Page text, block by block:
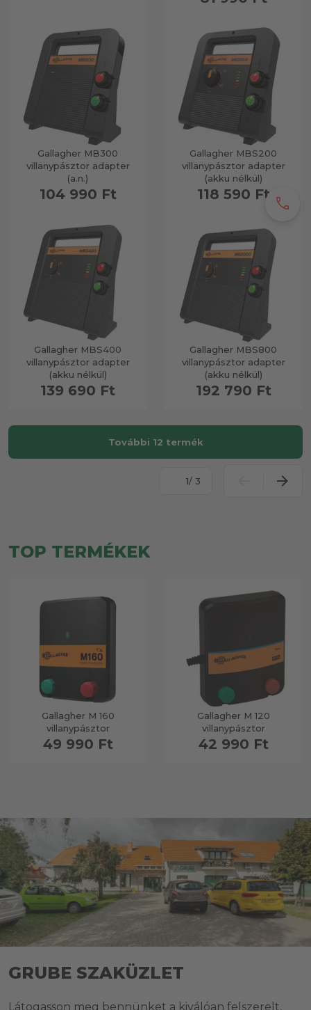
Gallagher MB300
villanypásztor adapter
(a.n.)
104 990 Ft
Gallagher MBS200
villanypásztor adapter
(akku nélkül)
118 590 Ft
Gallagher MBS400
villanypásztor adapter
(akku nélkül)
139 690 Ft
Gallagher MBS800
villanypásztor adapter
(akku nélkül)
192 790 Ft
További 12 termék
/ 3
TOP TERMÉKEK
Gallagher M 160
villanypásztor
49 990 Ft
Gallagher M 120
villanypásztor
42 990 Ft
call
GRUBE SZAKÜZLET
Látogasson meg bennünket a kiválóan felszerelt,